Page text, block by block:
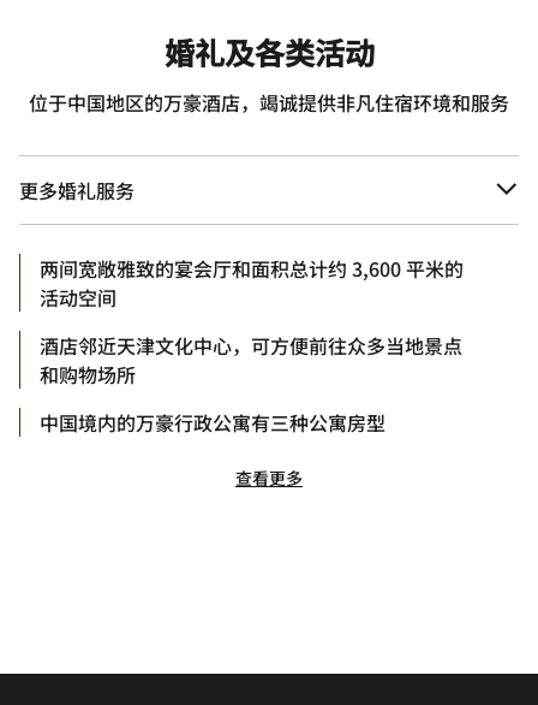
婚礼及各类活动
位于中国地区的万豪酒店，竭诚提供非凡住宿环境和服务
更多婚礼服务
两间宽敞雅致的宴会厅和面积总计约 3,600 平米的
活动空间
酒店邻近天津文化中心，可方便前往众多当地景点
和购物场所
中国境内的万豪行政公寓有三种公寓房型
查看更多